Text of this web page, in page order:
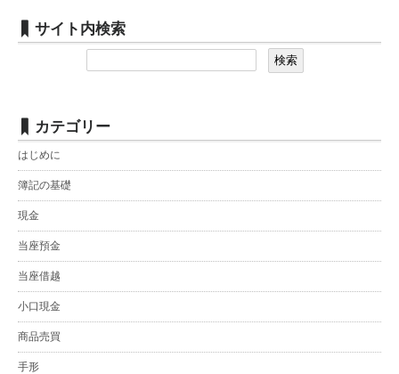
サイト内検索
カテゴリー
はじめに
簿記の基礎
現金
当座預金
当座借越
小口現金
商品売買
手形